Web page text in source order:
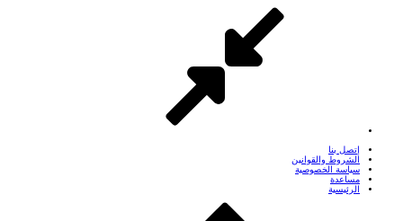
إتصل بنا
الشروط والقوانين
سياسة الخصوصية
مساعدة
الرئيسية